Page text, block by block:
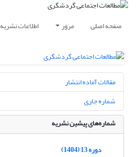
صفحه اصلی مرور اطلاعات نشریه
مقالات آماده انتشار
شماره جاری
شماره‌های پیشین نشریه
دوره 13 (1404)